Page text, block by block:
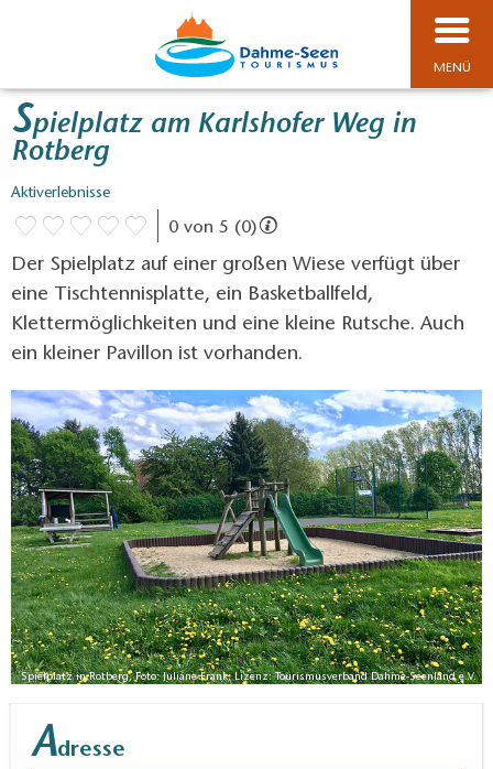
MENÜ
Spielplatz am Karlshofer Weg in
Rotberg
Aktiverlebnisse
0 von 5 (0)
Der Spielplatz auf einer großen Wiese verfügt über
eine Tischtennisplatte, ein Basketballfeld,
Klettermöglichkeiten und eine kleine Rutsche. Auch
ein kleiner Pavillon ist vorhanden.
Spielplatz in Rotberg, Foto: Juliane Frank, Lizenz: Tourismusverband Dahme-Seenland e.V.
Adresse